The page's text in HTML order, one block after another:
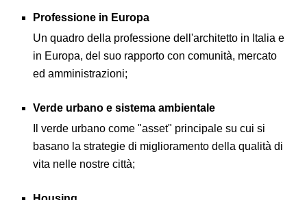
Professione in Europa
Un quadro della professione dell'architetto in Italia e
in Europa, del suo rapporto con comunità, mercato
ed amministrazioni;
Verde urbano e sistema ambientale
Il verde urbano come "asset" principale su cui si
basano la strategie di miglioramento della qualità di
vita nelle nostre città;